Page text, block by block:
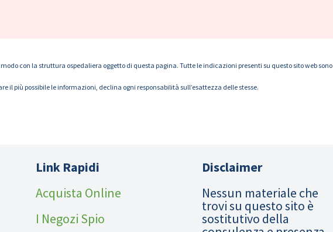
con la struttura ospedaliera oggetto di questa pagina. Tutte le indicazioni presenti su questo sito web
il più possibile le informazioni, declina ogni responsabilità sull’esattezza delle stesse.
Link Rapidi
Acquista Online
I Negozi Spio
Disclaimer
Nessun materiale che
trovi su questo sito è
sostitutivo della